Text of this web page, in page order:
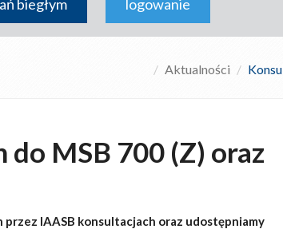
biegłym logowanie
Aktualności
do MSB 700 (Z) oraz
przez IAASB konsultacjach oraz udostępniamy